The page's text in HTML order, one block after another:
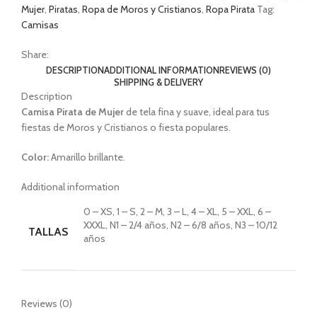
Mujer, Piratas Ropa de Moros y Cristianos Ropa Pirata Tag:
Camisas
Share:
DESCRIPTIONADDITIONAL INFORMATIONREVIEWS (0)
SHIPPING & DELIVERY
Description
Camisa Pirata de Mujerde tela fina y suave, ideal para tus
fiestas de Moros y Cristianos o fiesta populares.
Color:Amarillo brillante.
Additional information
TALLAS
0 – XS, 1 – S, 2 – M, 3 – L, 4 – XL, 5 – XXL, 6 –
XXXL, N1 – 2/4 años, N2 – 6/8 años, N3 – 10/12
años
Reviews (0)